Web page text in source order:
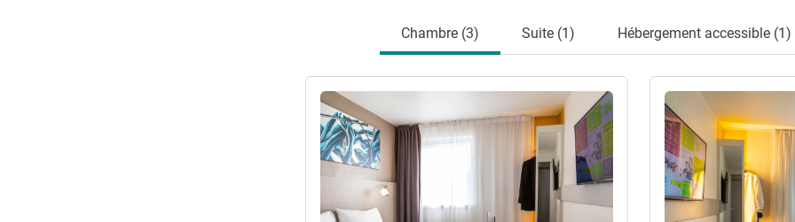
Chambre (3) Suite (1) Hébergement accessible (1)
Voir les détails Voir les détails